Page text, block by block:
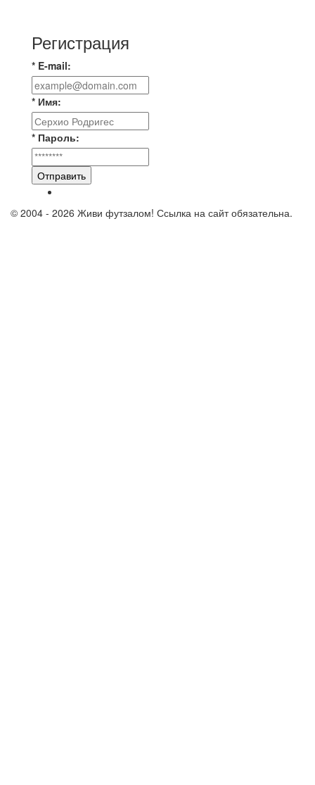
Регистрация
* E-mail:
* Имя:
* Пароль:
Отправить
© 2004 - 2026 Живи футзалом! Ссылка на сайт обязательна.